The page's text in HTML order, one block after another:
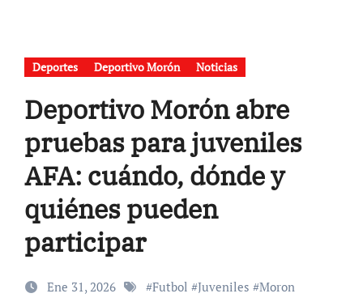
Deportes Deportivo Morón Noticias
Deportivo Morón abre
pruebas para juveniles
AFA: cuándo, dónde y
quiénes pueden
participar
Ene 31, 2026 #Futbol #Juveniles #Moron